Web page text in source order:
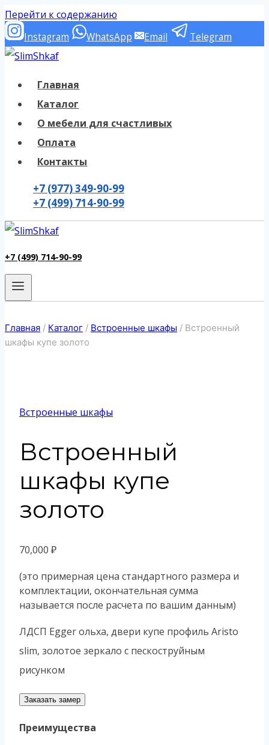
Перейти к содержанию
Instagram WhatsApp Email Telegram
Главная
Каталог
О мебели для счастливых
Оплата
Контакты
+7 (977) 349-90-99
+7 (499) 714-90-99
+7 (499) 714-90-99
Главная / Каталог / Встроенные шкафы / Встроенный
шкафы купе золото
Встроенные шкафы
Встроенный
шкафы купе
золото
70,000 ₽
(это примерная цена стандартного размера и
комплектации, окончательная сумма
называется после расчета по вашим данным)
ЛДСП Egger ольха, двери купе профиль Aristo
slim, золотое зеркало с пескоструйным
рисунком
Заказать замер
Преимущества